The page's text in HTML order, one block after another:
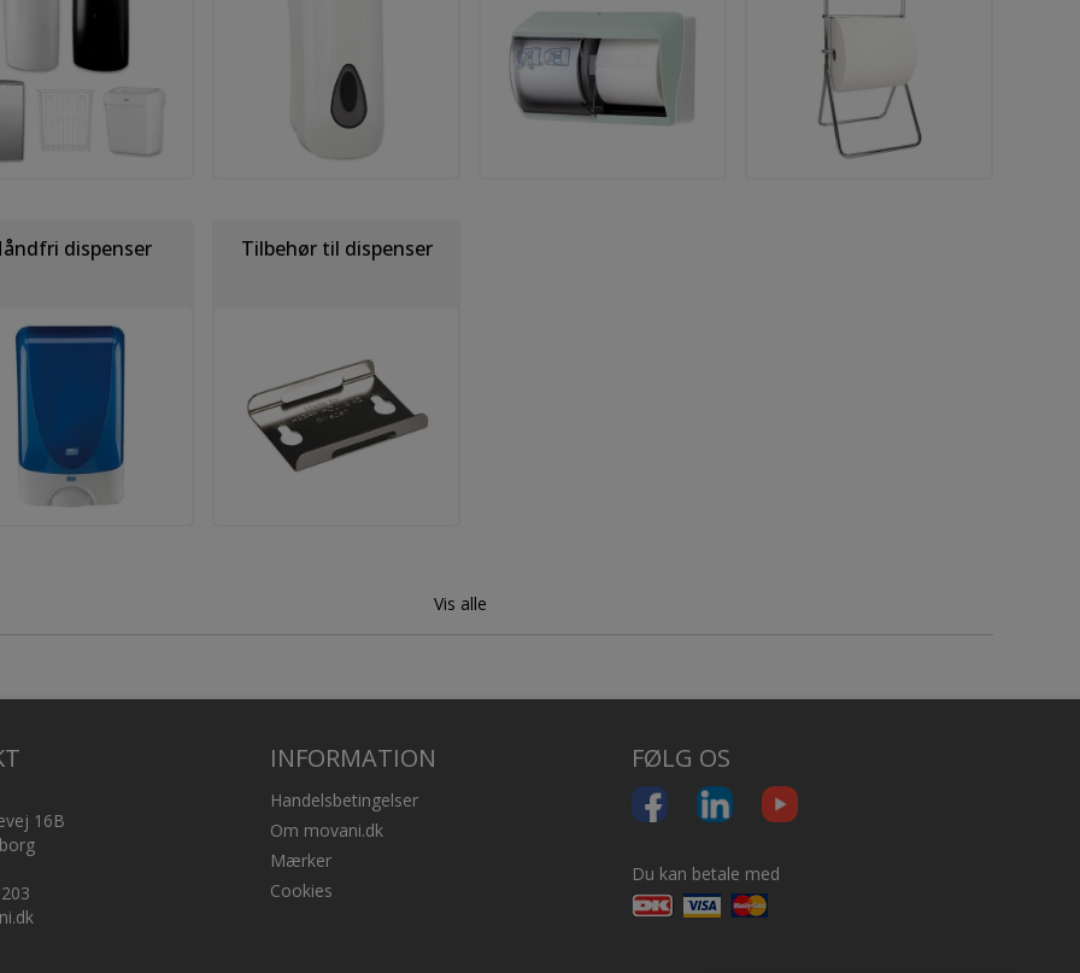
dispenser Tilbehør til dispenser
Vis alle
16B
INFORMATION
Handelsbetingelser
Om movani.dk
Mærker
Cookies
FØLG OS
Du kan betale med